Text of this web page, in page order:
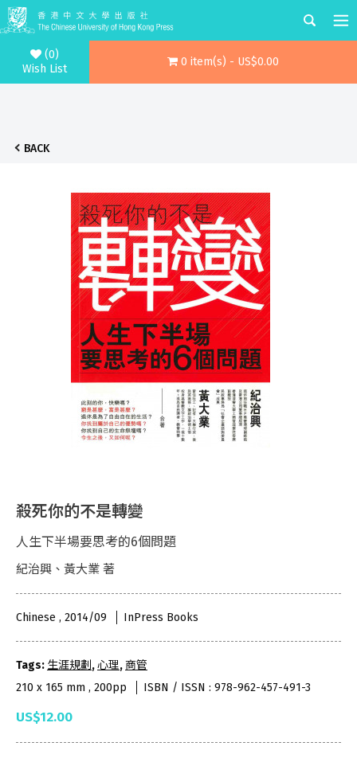
(0)
Wish List
0 item(s) - US$0.00
BACK
殺死你的不是轉變
人生下半場要思考的6個問題
紀治興、黃大業 著
Chinese , 2014/09 InPress Books
Tags: 生涯規劃 ,心理,商管
210 x 165 mm , 200pp
ISBN / ISSN : 978-962-457-491-3
US$12.00